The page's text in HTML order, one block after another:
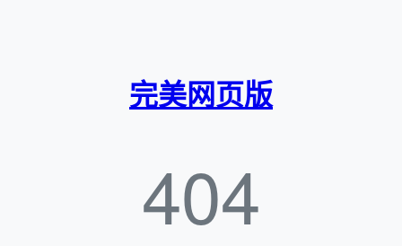
完美网页版
404